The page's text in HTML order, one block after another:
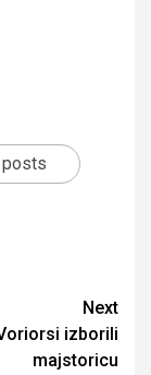
posts
Next
izborili
majstoricu